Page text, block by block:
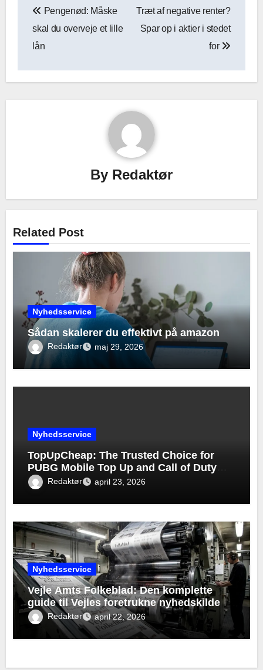
Pengenød: Måske
skal du overveje et lille
lån
Træt af negative renter?
Spar op i aktier i stedet
for
By Redaktør
Related Post
Nyhedsservice
Sådan skalerer du effektivt på amazon
Redaktør maj 29, 2026
Nyhedsservice
TopUpCheap: The Trusted Choice for
PUBG Mobile Top Up and Call of Duty
Mobile Top Up
Redaktør april 23, 2026
Nyhedsservice
Vejle Amts Folkeblad: Den komplette
guide til Vejles foretrukne nyhedskilde
Redaktør april 22, 2026